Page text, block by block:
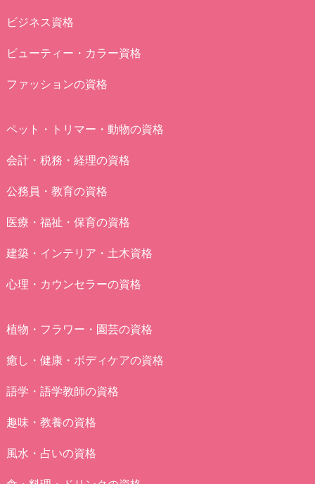
ビジネス資格
ビューティー・カラー資格
ファッションの資格
ペット・トリマー・動物の資格
会計・税務・経理の資格
公務員・教育の資格
医療・福祉・保育の資格
建築・インテリア・土木資格
心理・カウンセラーの資格
植物・フラワー・園芸の資格
癒し・健康・ボディケアの資格
語学・語学教師の資格
趣味・教養の資格
風水・占いの資格